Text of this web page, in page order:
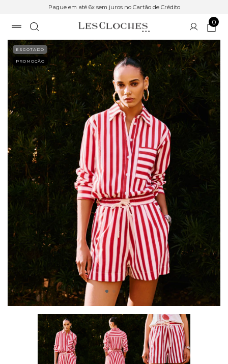
Pague em até 6x sem juros no Cartão de Crédito
0
ESGOTADO
PROMOÇÃO